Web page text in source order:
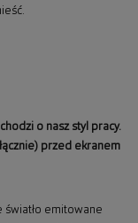
o nasz styl pracy.
przed ekranem
światło emitowane